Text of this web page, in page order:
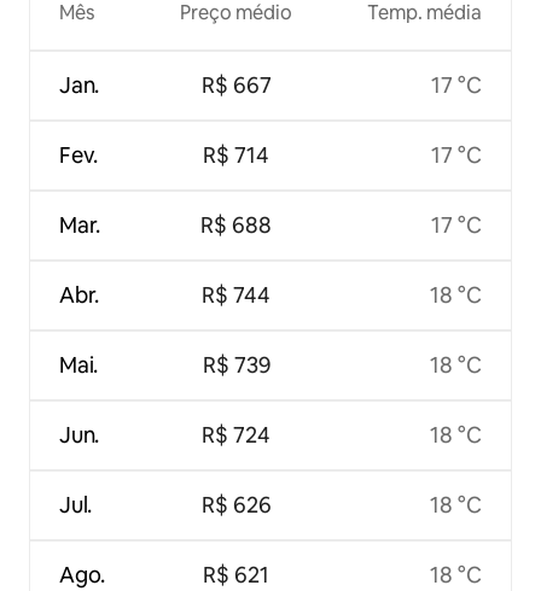
Mês
Jan.
Fev.
Mar.
Abr.
Mai.
Jun.
Jul.
Ago.
Preço médio
R$ 667
R$ 714
R$ 688
R$ 744
R$ 739
R$ 724
R$ 626
R$ 621
Temp. média
17 °C
17 °C
17 °C
18 °C
18 °C
18 °C
18 °C
18 °C